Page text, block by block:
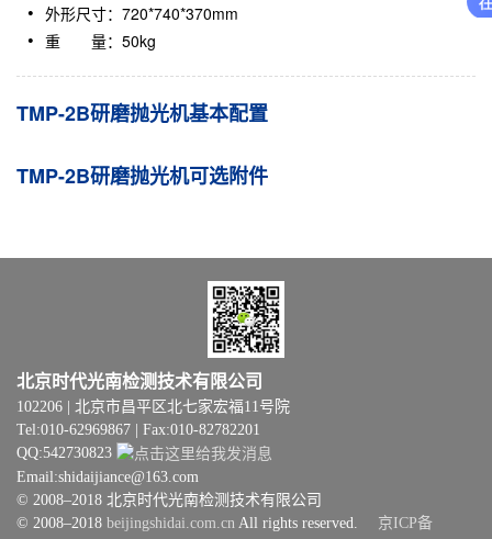
外形尺寸：720*740*370mm
重 量：50kg
TMP-2B研磨抛光机基本配置
TMP-2B研磨抛光机可选附件
北京时代光南检测技术有限公司
102206 | 北京市昌平区北七家宏福11号院
Tel:010-62969867 | Fax:010-82782201
QQ:542730823
Email:shidaijiance@163.com
© 2008–2018 北京时代光南检测技术有限公司
© 2008–2018 beijingshidai.com.cn All rights reserved. 京ICP备